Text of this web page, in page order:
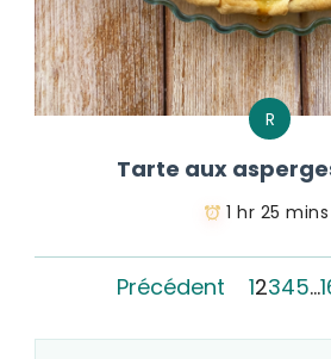
R
Tarte aux
1 hr 25 mins
Précédent 12345…